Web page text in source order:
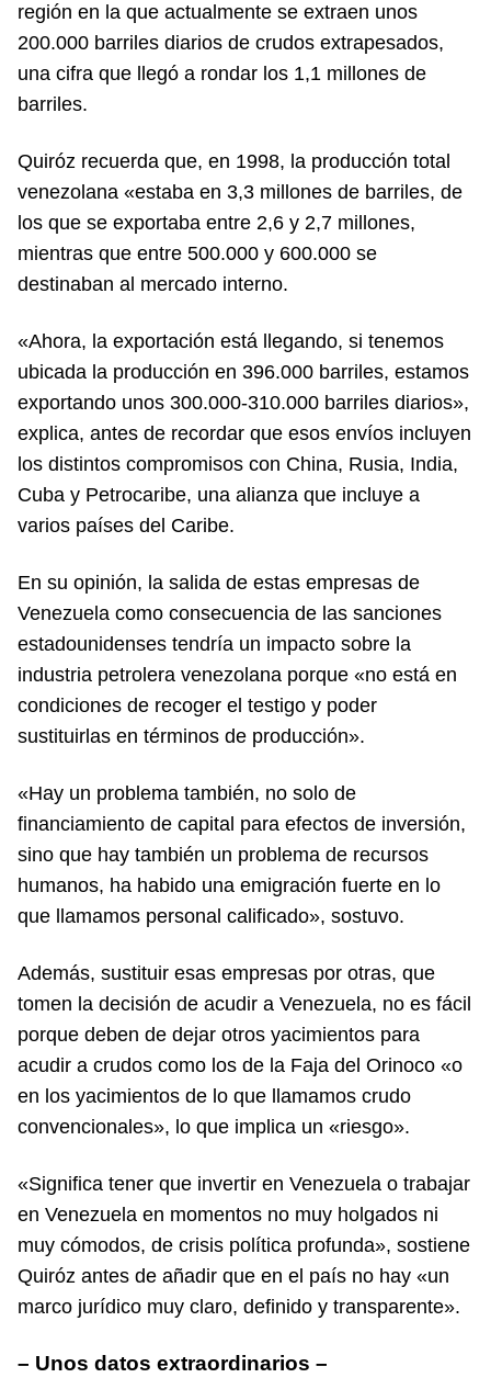
región en la que actualmente se extraen unos
200.000 barriles diarios de crudos extrapesados,
una cifra que llegó a rondar los 1,1 millones de
barriles.
Quiróz recuerda que, en 1998, la producción total
venezolana «estaba en 3,3 millones de barriles, de
los que se exportaba entre 2,6 y 2,7 millones,
mientras que entre 500.000 y 600.000 se
destinaban al mercado interno.
«Ahora, la exportación está llegando, si tenemos
ubicada la producción en 396.000 barriles, estamos
exportando unos 300.000-310.000 barriles diarios»,
explica, antes de recordar que esos envíos incluyen
los distintos compromisos con China, Rusia, India,
Cuba y Petrocaribe, una alianza que incluye a
varios países del Caribe.
En su opinión, la salida de estas empresas de
Venezuela como consecuencia de las sanciones
estadounidenses tendría un impacto sobre la
industria petrolera venezolana porque «no está en
condiciones de recoger el testigo y poder
sustituirlas en términos de producción».
«Hay un problema también, no solo de
financiamiento de capital para efectos de inversión,
sino que hay también un problema de recursos
humanos, ha habido una emigración fuerte en lo
que llamamos personal calificado», sostuvo.
Además, sustituir esas empresas por otras, que
tomen la decisión de acudir a Venezuela, no es fácil
porque deben de dejar otros yacimientos para
acudir a crudos como los de la Faja del Orinoco «o
en los yacimientos de lo que llamamos crudo
convencionales», lo que implica un «riesgo».
«Significa tener que invertir en Venezuela o trabajar
en Venezuela en momentos no muy holgados ni
muy cómodos, de crisis política profunda», sostiene
Quiróz antes de añadir que en el país no hay «un
marco jurídico muy claro, definido y transparente».
– Unos datos extraordinarios –